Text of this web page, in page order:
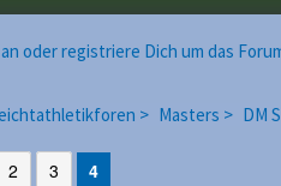
oder registriere Dich um das
> Masters > DM
2 3 4